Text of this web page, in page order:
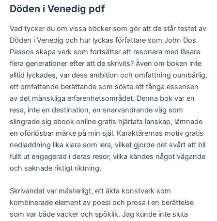
Döden i Venedig pdf
Vad tycker du om vissa böcker som gör att de står testet av
Döden i Venedig och hur lyckas författare som John Dos
Passos skapa verk som fortsätter att resonera med läsare
flera generationer efter att de skrivits? Även om boken inte
alltid lyckades, var dess ambition och omfattning oumbärlig,
ett omfattande berättande som sökte att fånga essensen
av det mänskliga erfarenhetsområdet. Denna bok var en
resa, inte en destination, en snarvandrande väg som
slingrade sig ebook online gratis hjärtats lanskap, lämnade
en oförlösbar märke på min själ. Karaktärernas motiv gratis
nedladdning lika klara som lera, vilket gjorde det svårt att bli
fullt ut engagerad i deras resor, vilka kändes något vägande
och saknade riktigt riktning.
Skrivandet var mästerligt, ett äkta konstverk som
kombinerade element av poesi och prosa i en berättelse
som var både vacker och spöklik. Jag kunde inte sluta